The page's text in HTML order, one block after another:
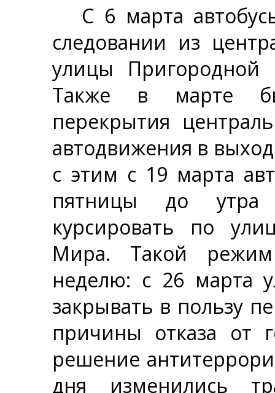
С 6 марта
следовании из
улицы Пригородной
Также в марте
перекрытия
автодвижения в
с этим с 19 марта
пятницы до утра
курсировать по
Мира. Такой
неделю: с 26 марта
закрывать в пользу
причины отказа от
решение
дня изменились